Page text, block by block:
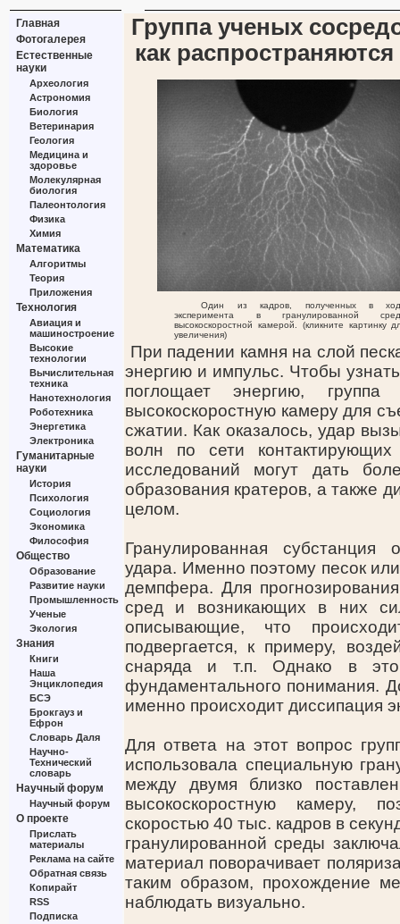
Главная
Фотогалерея
Естественные
науки
Археология
Астрономия
Биология
Ветеринария
Геология
Медицина и
здоровье
Молекулярная
биология
Палеонтология
Физика
Химия
Математика
Алгоритмы
Теория
Приложения
Технология
Авиация и
машиностроение
Высокие
технологии
Вычислительная
техника
Нанотехнология
Роботехника
Энергетика
Электроника
Гуманитарные
науки
История
Психология
Социология
Экономика
Философия
Общество
Образование
Развитие науки
Промышленность
Ученые
Экология
Знания
Книги
Наша
Энциклопедия
БСЭ
Брокгауз и
Ефрон
Словарь Даля
Научно-
Технический
словарь
Научный форум
Научный форум
О проекте
Прислать
материалы
Реклама на сайте
Обратная связь
Копирайт
RSS
Подписка
Группа ученых
как
Один из кадров, полученных в
эксперимента в гранулированной
высокоскоростной камерой. (кликните картинку
увеличения)
При падении камня на слой
энергию и импульс. Чтобы
поглощает энергию,
высокоскоростную камеру для
сжатии. Как оказалось, удар
волн по сети
исследований могут дать
образования кратеров, а также
целом.
Гранулированная
удара. Именно поэтому песок
демпфера. Для
сред и возникающих в них
описывающие, что
подвергается, к примеру,
снаряда и т.п. Однако в
фундаментального понимания.
именно происходит диссипация
Для ответа на этот вопрос
использовала специальную
между двумя близко
высокоскоростную камеру,
скоростью 40 тыс. кадров в
гранулированной среды
материал поворачивает
таким образом, прохождение
наблюдать визуально.